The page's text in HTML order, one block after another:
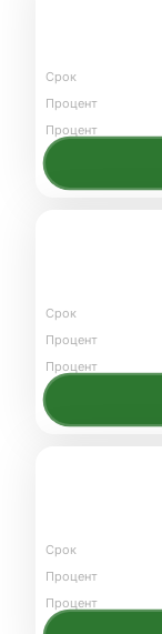
Срок
Процент
Процент
Срок
Процент
Процент
Срок
Процент
Процент